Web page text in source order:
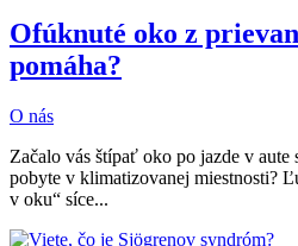
Ofúknuté oko z
pomáha?
O nás
Začalo vás štípať oko po jazde v
pobyte v klimatizovanej miestnosti?
v oku“ síce...